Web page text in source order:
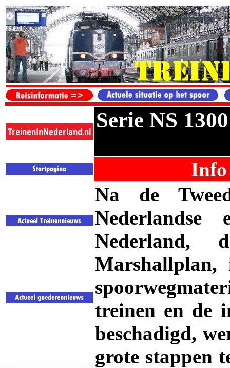
Serie NS
Info
Na de
Nederlandse
Nederland,
Marshallplan,
treinen en de
beschadigd,
grote stappen